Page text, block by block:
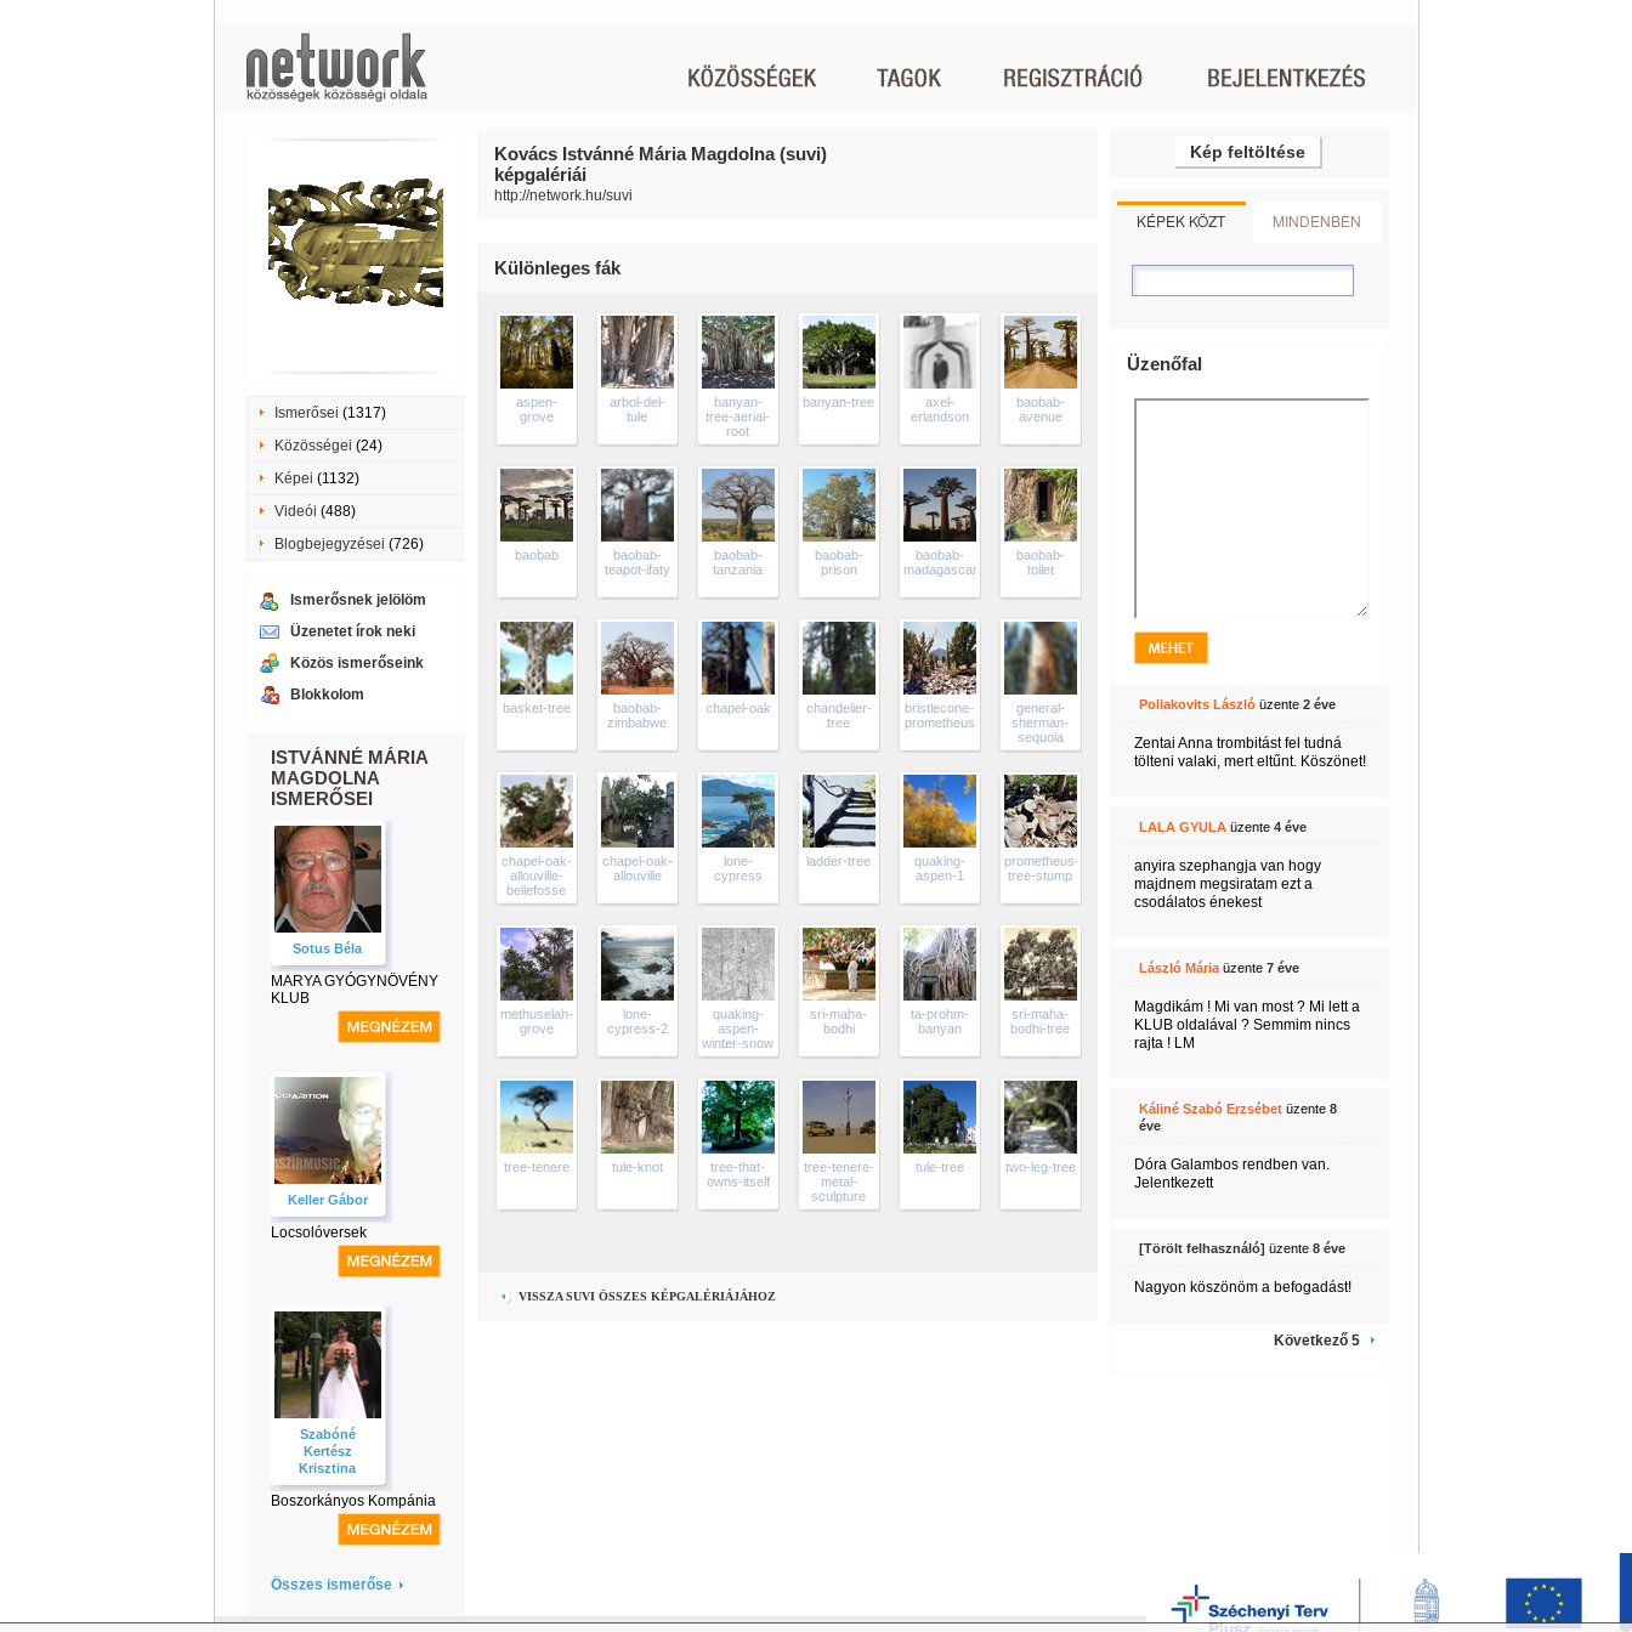
Ismerősei (1317)
Közösségei (24)
Képei (1132)
Videói (488)
Blogbejegyzései (726)
Ismerősnek jelölöm
Üzenetet írok neki
Közös ismerőseink
Blokkolom
ISTVÁNNÉ MÁRIA
MAGDOLNA
ISMERŐSEI
Sotus Béla
MARYA GYÓGYNÖVÉNY
KLUB
Keller Gábor
Locsolóversek
Szabóné
Kertész
Krisztina
Boszorkányos Kompánia
Összes ismerőse
Kovács Istvánné Mária Magdolna (suvi)
képgalériái
http://network.hu/suvi
Különleges fák
aspen-
grove
arbol-del-
tule
banyan-
tree-aerial-
root
banyan-tree
axel-
erlandson
baobab-
avenue
baobab
baobab-
teapot-ifaty
baobab-
tanzania
baobab-
prison
baobab-
madagascar
baobab-
toilet
basket-tree
baobab-
zimbabwe
chapel-oak
chandelier-
tree
bristlecone-
prometheus
general-
sherman-
sequoia
chapel-oak-
allouville-
bellefosse
chapel-oak-
allouville
lone-
cypress
ladder-tree
quaking-
aspen-1
prometheus-
tree-stump
methuselah-
grove
lone-
cypress-2
quaking-
aspen-
winter-snow
sri-maha-
bodhi
ta-prohm-
banyan
sri-maha-
bodhi-tree
tree-tenere tule-knot
tree-that-
owns-itself
tree-tenere-
metal-
sculpture
tule-tree two-leg-tree
VISSZA SUVI ÖSSZES KÉPGALÉRIÁJÁHOZ
Kép feltöltése
KÉPEK KÖZT MINDENBEN
Üzenőfal
Poliakovits Lászlóüzente 2 éve
Zentai Anna trombitást fel tudná
tölteni valaki, mert eltűnt. Köszönet!
LALA GYULAüzente 4 éve
anyira szephangja van hogy
majdnem megsiratam ezt a
csodálatos énekest
László Máriaüzente 7 éve
Magdikám ! Mi van most ? Mi lett a
KLUB oldalával ? Semmim nincs
rajta ! LM
Káliné Szabó Erzsébetüzente 8
éve
Dóra Galambos rendben van.
Jelentkezett
[Törölt felhasználó] üzente 8 éve
Nagyon köszönöm a befogadást!
Következő 5